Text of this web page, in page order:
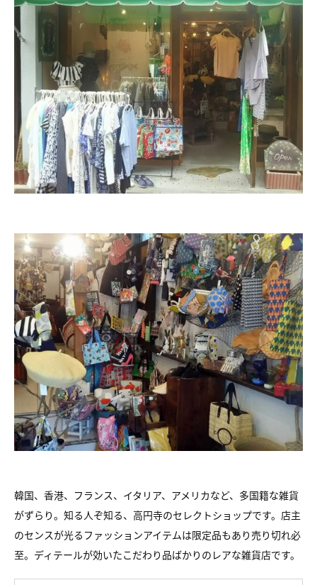
韓国、香港、フランス、イタリア、アメリカなど、多国籍な雑貨
がずらり。知る人ぞ知る、高円寺のセレクトショップです。店主
のセンスが光るファッションアイテムは限定品もあり売り切れ必
至。ディテールが効いたこだわり品ばかりのレアな雑貨店です。